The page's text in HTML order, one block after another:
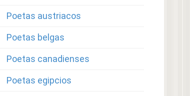
Poetas austriacos
Poetas belgas
Poetas canadienses
Poetas egipcios